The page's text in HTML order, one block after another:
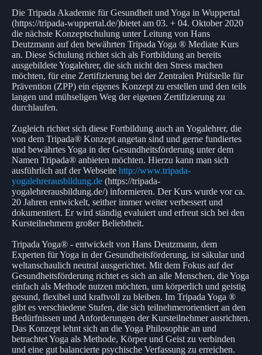
Die Tripada Akademie für Gesundheit und Yoga in Wuppertal
(https://tripada-wuppertal.de/)bietet am 03. + 04. Oktober 2020
die nächste Konzeptschulung unter Leitung von Hans
Deutzmann auf den bewährten Tripada Yoga ® Mediate Kurs
an. Diese Schulung richtet sich als Fortbildung an bereits
ausgebildete Yogalehrer, die sich nicht den Stress machen
möchten, für eine Zertifizierung bei der Zentralen Prüfstelle für
Prävention (ZPP) ein eigenes Konzept zu erstellen und den teils
langen und mühseligen Weg der eigenen Zertifizierung zu
durchlaufen.
Zugleich richtet sich diese Fortbildung auch an Yogalehrer, die
von dem Tripada® Konzept angetan sind und gerne fundiertes
und bewährtes Yoga in der Gesundheitsförderung unter dem
Namen Tripada® anbieten möchten. Hierzu kann man sich
ausführlich auf der Webseite http://www.tripada-
yogalehrerausbildung.de (https://tripada-
yogalehrerausbildung.de/) informieren. Der Kurs wurde vor ca.
20 Jahren entwickelt, seither immer weiter verbessert und
dokumentiert. Er wird ständig evaluiert und erfreut sich bei den
Kursteilnehmern großer Beliebtheit.
Tripada Yoga® - entwickelt von Hans Deutzmann, dem
Experten für Yoga in der Gesundheitsförderung, ist säkular und
weltanschaulich neutral ausgerichtet. Mit dem Fokus auf der
Gesundheitsförderung richtet es sich an alle Menschen, die Yoga
einfach als Methode nutzen möchten, um körperlich und geistig
gesund, flexibel und kraftvoll zu bleiben. Im Tripada Yoga ®
gibt es verschiedene Stufen, die sich teilnehmerorientiert an den
Bedürfnissen und Anforderungen der Kursteilnehmer ausrichten.
Das Konzept lehnt sich an die Yoga Philosophie an und
betrachtet Yoga als Methode, Körper und Geist zu verbinden
und eine gut balancierte psychische Verfassung zu erreichen.